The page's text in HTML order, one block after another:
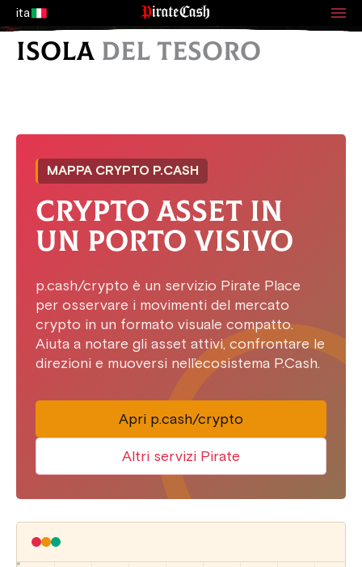
ita
ISOLA DEL TESORO
MAPPA CRYPTO P.CASH
CRYPTO ASSET IN
UN PORTO VISIVO
p.cash/crypto è un servizio Pirate Place
per osservare i movimenti del mercato
crypto in un formato visuale compatto.
Aiuta a notare gli asset attivi, confrontare le
direzioni e muoversi nell’ecosistema P.Cash.
Apri p.cash/crypto
Altri servizi Pirate